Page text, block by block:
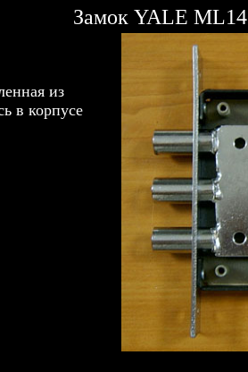
Замок YALE ML14
из
в корпусе